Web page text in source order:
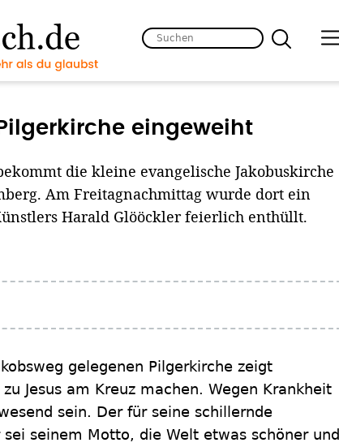
eingeweiht
die kleine evangelische Jakobuskirche
Am Freitagnachmittag wurde dort ein
Harald Glööckler feierlich enthüllt.
gelegenen Pilgerkirche zeigt
Jesus am Kreuz machen. Wegen Krankheit
sein. Der für seine schillernde
seinem Motto, die Welt etwas schöner und